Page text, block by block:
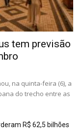
tem previsão
na quinta-feira (6), a
do trecho entre as
R$ 62,5 bilhões